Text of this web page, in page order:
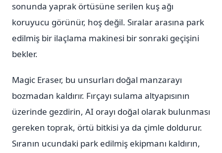
sonunda yaprak örtüsüne serilen kuş ağı
koruyucu görünür, hoş değil. Sıralar arasına park
edilmiş bir ilaçlama makinesi bir sonraki geçişini
bekler.
Magic Eraser, bu unsurları doğal manzarayı
bozmadan kaldırır. Fırçayı sulama altyapısının
üzerinde gezdirin, AI orayı doğal olarak bulunması
gereken toprak, örtü bitkisi ya da çimle doldurur.
Sıranın ucundaki park edilmiş ekipmanı kaldırın,